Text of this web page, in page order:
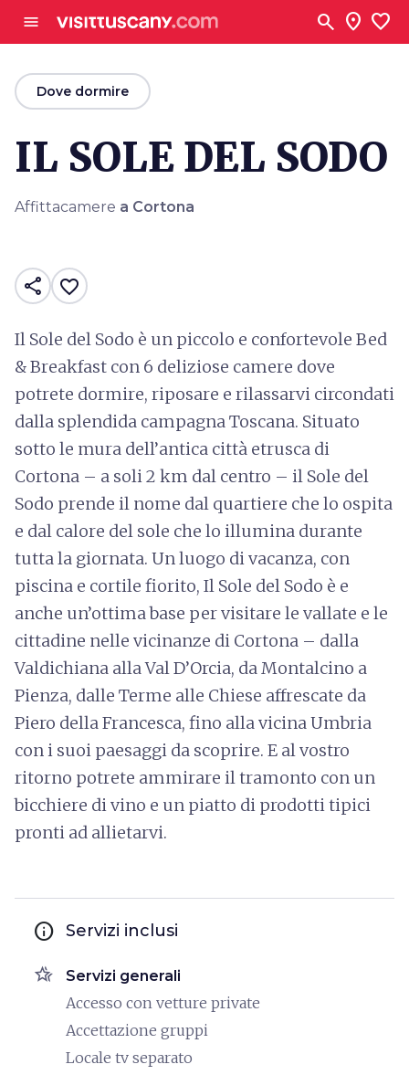
menu search location_on favorite
arrow_backDove dormire
IL SOLE DEL SODO
Affittacamere a Cortona
share favorite_border
Il Sole del Sodo è un piccolo e confortevole Bed
& Breakfast con 6 deliziose camere dove
potrete dormire, riposare e rilassarvi circondati
dalla splendida campagna Toscana. Situato
sotto le mura dell’antica città etrusca di
Cortona – a soli 2 km dal centro – il Sole del
Sodo prende il nome dal quartiere che lo ospita
e dal calore del sole che lo illumina durante
tutta la giornata. Un luogo di vacanza, con
piscina e cortile fiorito, Il Sole del Sodo è e
anche un’ottima base per visitare le vallate e le
cittadine nelle vicinanze di Cortona – dalla
Valdichiana alla Val D’Orcia, da Montalcino a
Pienza, dalle Terme alle Chiese affrescate da
Piero della Francesca, fino alla vicina Umbria
con i suoi paesaggi da scoprire. E al vostro
ritorno potrete ammirare il tramonto con un
bicchiere di vino e un piatto di prodotti tipici
pronti ad allietarvi.
info Servizi inclusi
hotel_class Servizi generali
Accesso con vetture private
Accettazione gruppi
Locale tv separato